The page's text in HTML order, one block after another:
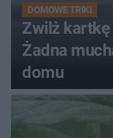
DOMOWE TRIKI
Zwilż kartkę
Żadna
domu